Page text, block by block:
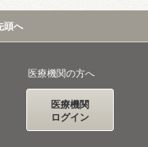
頭へ
医療機関の方へ
医療機関
ログイン